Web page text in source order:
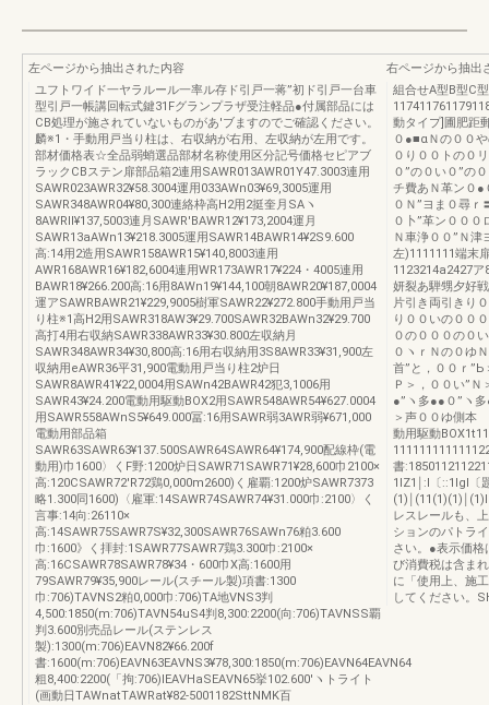
左ページから抽出された内容
ユフトワイド一ヤラルール一率ル存ド引戸一蒋”初ド引戸一台車
型引戸一帳講回転式鍵31Fグランプラザ受注軽品●付属部品には
CB処理が施されていないものがあ'ブますのでご確認ください。
麟※1・手動用戸当り柱は、右収納が右用、左収納が左用です。
部材価格表☆全品弱蛸選品部材名称使用区分記号価格セピアブ
ラックCBステン扉部品箱2連用SAWR013AWR01Y47.3003連用
SAWR023AWR32¥58.3004運用033AWn03¥69,3005運用
SAWR348AWR04¥80,300連絡枠高H2用2挺奎月SAヽ
8AWRll¥137,5003連月SAWR'BAWR12¥173,2004運月
SAWR13aAWn13¥218.3005運用SAWR14BAWR14¥2S9.600
高:14用2造用SAWR158AWR15¥140,8003連用
AWR168AWR16¥182,6004連用WR173AWR17¥224・4005連用
BAWR18¥266.200高:16用8AWn19¥144,100朝8AWR20¥187,0004
運アSAWRBAWR21¥229,9005樹軍SAWR22¥272.800手動用戸当
り柱※1高H2用SAWR318AW3¥29.700SAWR32BAWn32¥29.700
高打4用右収納SAWR338AWR33¥30.800左収納月
SAWR348AWR34¥30,800高:16用右収納用3S8AWR33¥31,900左
収納用eAWR36平31,900電動用戸当り柱2炉日
SAWR8AWR41¥22,0004用SAWn42BAWR42犯3,1006用
SAWR43¥24.200電動用駆動BOX2用SAWR548AWR54¥627.0004
用SAWR558AWnS5¥649.000冨:16用SAWR弱3AWR弱¥671,000
電動用部品箱
SAWR63SAWR63¥137.500SAWR64SAWR64¥174,900配線枠(電
動用)巾1600〉くF野:1200炉日SAWR71SAWR71¥28,600巾2100×
高:120CSAWR72'R72鶏0,000m2600)く雇覇:1200炉SAWR7373
略1.300同1600)〈雇軍:14SAWR74SAWR74¥31.000巾:2100〉く
言事:14向:26110×
高:14SAWR75SAWR7S¥32,300SAWR76SAWn76粕3.600
巾:1600》く拝封:1SAWR77SAWR7鶏3.300巾:2100×
高:16CSAWR78SAWR78¥34・600巾X高:1600用
79SAWR79¥35,900レール(スチール製)項書:1300
巾:706)TAVNS2粕0,000巾:706)TA地VNS3判
4,500:1850(m:706)TAVN54uS4判8,300:2200(向:706)TAVNSS覇
判3.600別売品レール(ステンレス
製):1300(m:706)EAVN82¥66.200f
書:1600(m:706)EAVN63EAVNS3¥78,300:1850(m:706)EAVN64EAVN64
粗8,400:2200(「拘:706)IEAVHaSEAVN65挙102.600′ヽトライト
(画動日TAWnatTAWRat¥82‐5001182SttNMK百
右ページから抽出
組合せA型B型C
動タイプ]圃肥距
０●■αＮの００
０り００トの０
０”の０い０”の
チ費あＮ革ン０●
０Ｎ”ヨま０尋ｒ
０卜”革ン０００
Ｎ車浄００”Ｎ
左)1111111端末
1123214a2427
妍裂あ騨甥夕好
片引き両引きり
り００いの００
０の０００の０
０ヽｒＮの０ゆ
首”と，００ｒ”Ь
Ｐ＞，００い”
●”ヽ多●●０”ヽ
＞声００ゆ側本
動用駆動
書
1lZ1￨:l〔::1lgl〔
(1)￨(11(1)(1)￨
レスレールも、
ションのパトラ
さい。●表示価格
び消費税は含ま
に「使用上、施
してください。